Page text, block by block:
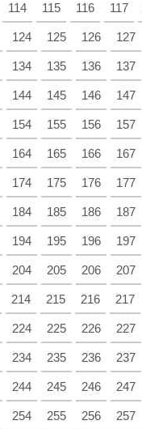
114 115 116 117
124 125 126 127
134 135 136 137
144 145 146 147
154 155 156 157
164 165 166 167
174 175 176 177
184 185 186 187
194 195 196 197
204 205 206 207
214 215 216 217
224 225 226 227
234 235 236 237
244 245 246 247
254 255 256 257